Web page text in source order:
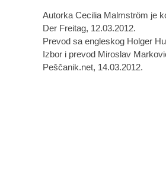
Autorka Cecilia Malmström je
Der Freitag, 12.03.2012.
Prevod sa engleskog Holger
Izbor i prevod Miroslav
Peščanik.net, 14.03.2012.